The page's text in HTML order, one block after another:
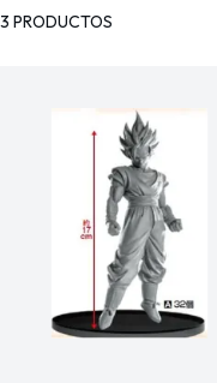
3 PRODUCTOS